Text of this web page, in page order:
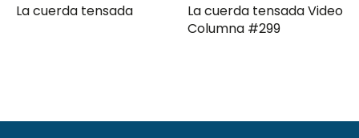
La cuerda tensada Video
Gerencia de
moderna Clave ComPol